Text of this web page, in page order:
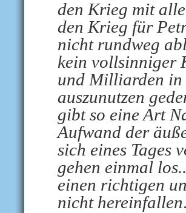
den Krieg mit
den Krieg für
nicht rundweg
kein vollsinniger
und Milliarden in
auszunutzen
gibt so eine Art
Aufwand der
sich eines Tages
gehen einmal
einen richtigen
nicht hereinfallen